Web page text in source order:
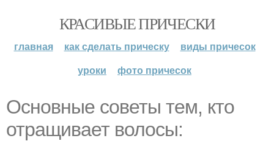
КРАСИВЫЕ ПРИЧЕСКИ
главная как сделать прическу
виды причесок
уроки
фото причесок
Основные советы тем, кто
отращивает волосы: